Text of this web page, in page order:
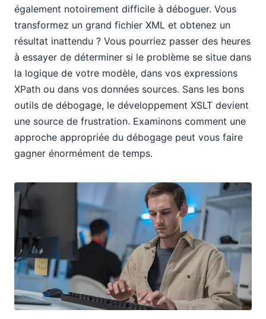
également notoirement difficile à déboguer. Vous
transformez un grand fichier XML et obtenez un
résultat inattendu ? Vous pourriez passer des heures
à essayer de déterminer si le problème se situe dans
la logique de votre modèle, dans vos expressions
XPath ou dans vos données sources. Sans les bons
outils de débogage, le développement XSLT devient
une source de frustration. Examinons comment une
approche appropriée du débogage peut vous faire
gagner énormément de temps.